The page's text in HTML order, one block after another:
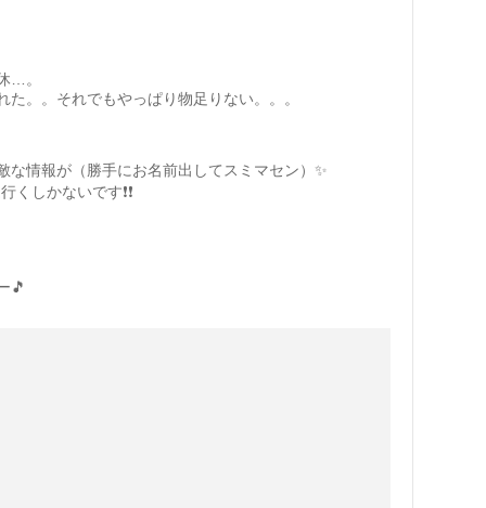
…。
。。それでもやっぱり物足りない。。。
な情報が（勝手にお名前出してスミマセン）✨
くしかないです❗️❗️
🎵